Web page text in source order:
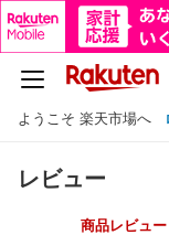
ようこそ 楽天市場へ
レビュー
商品レビュー